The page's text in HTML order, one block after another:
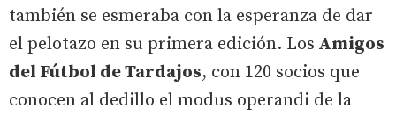
también se esmeraba con la esperanza de dar
el pelotazo en su primera edición. Los Amigos
del Fútbol de Tardajos, con 120 socios que
conocen al dedillo el modus operandi de la